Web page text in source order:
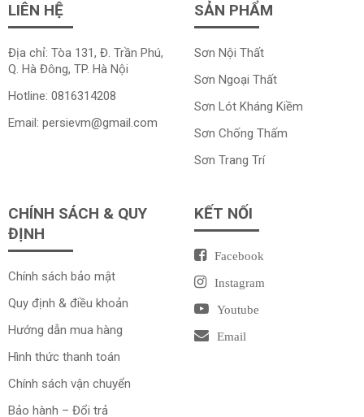
LIÊN HỆ
Địa chỉ: Tòa 131, Đ. Trần Phú,
Q. Hà Đông, TP. Hà Nội
Hotline: 0816314208
Email: persievm@gmail.com
SẢN PHẨM
Sơn Nội Thất
Sơn Ngoại Thất
Sơn Lót Kháng Kiềm
Sơn Chống Thấm
Sơn Trang Trí
CHÍNH SÁCH & QUY
ĐỊNH
Chính sách bảo mật
Quy định & điều khoản
Hướng dẫn mua hàng
Hình thức thanh toán
Chính sách vận chuyển
Bảo hành – Đổi trả
KẾT NỐI
Facebook
Instagram
Youtube
Email